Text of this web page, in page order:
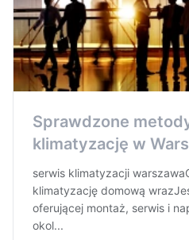
Sprawdzone
klimatyzację w
serwis klimatyzacji
klimatyzację domową
oferującej montaż, serwis i
okol...